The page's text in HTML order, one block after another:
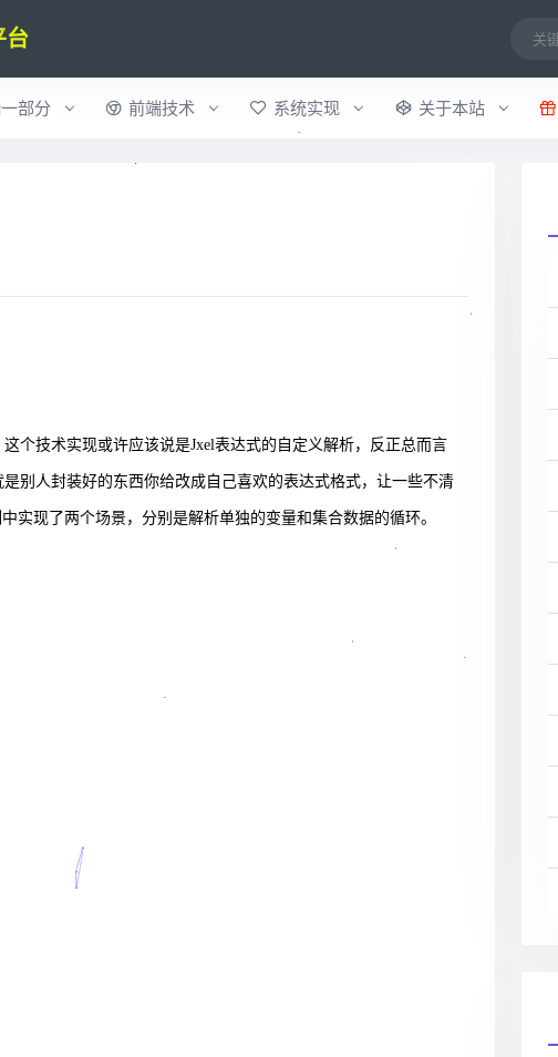
台
部分 前端技术 系统实现 关于本站
个技术实现或许应该说是Jxel表达式的自定义解析，反正总而言
别人封装好的东西你给改成自己喜欢的表达式格式，让一些不清
实现了两个场景，分别是解析单独的变量和集合数据的循环。